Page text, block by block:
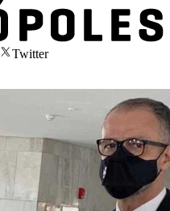
Twitter